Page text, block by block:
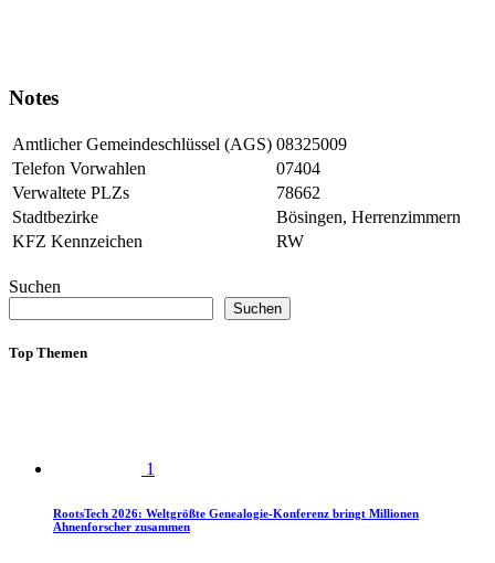
Notes
Amtlicher Gemeindeschlüssel (AGS) 08325009
Telefon Vorwahlen
07404
Verwaltete PLZs
78662
Stadtbezirke
Bösingen, Herrenzimmern
KFZ Kennzeichen
RW
Suchen
Suchen
Top Themen
1
RootsTech 2026: Weltgrößte Genealogie-Konferenz bringt Millionen
Ahnenforscher zusammen